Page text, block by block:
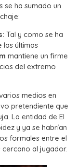
se ha sumado un
Tal y como se ha
últimas
mantiene un firme
del extremo
medios en
pretendiente que
La entidad de El
y ya se habrían
formales entre el
al jugador.